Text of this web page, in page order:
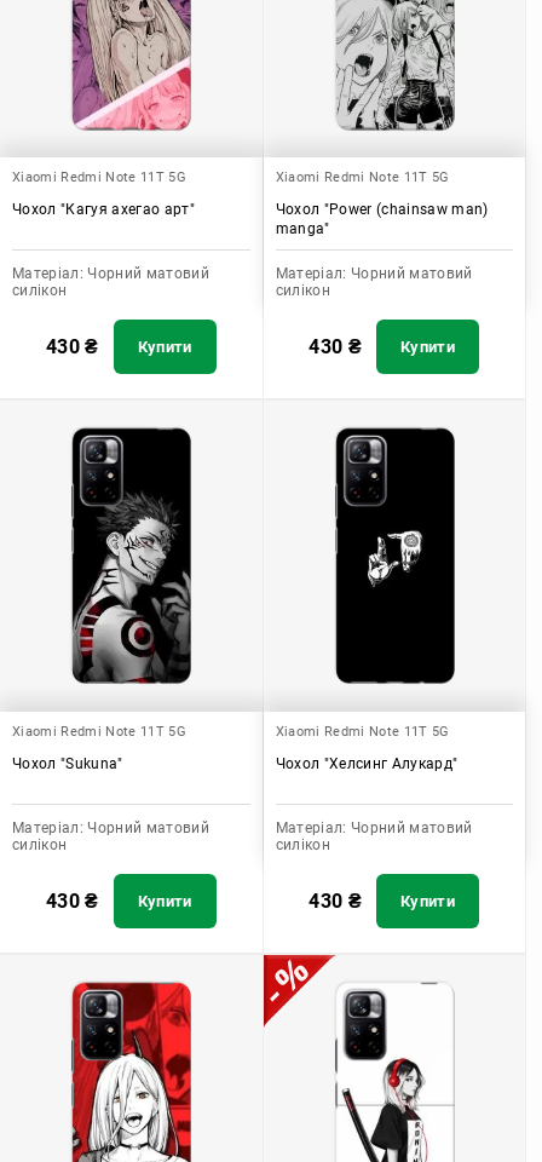
Xiaomi Redmi Note 11T 5G
Чохол "Кагуя ахегао арт"
Матеріал: Чорний матовий
силікон
430₴ Купити
Xiaomi Redmi Note 11T 5G
Чохол "Power (chainsaw man)
manga"
Матеріал: Чорний матовий
силікон
430 ₴ Купити
Xiaomi Redmi Note 11T 5G
Чохол "Sukuna"
Матеріал: Чорний матовий
силікон
430₴ Купити
Xiaomi Redmi Note 11T 5G
Чохол "Хелсинг Алукард"
Матеріал: Чорний матовий
силікон
430 ₴ Купити